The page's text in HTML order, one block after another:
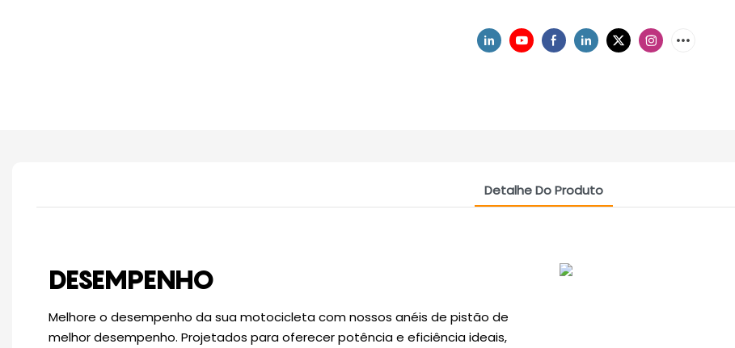
Detalhe Do Produto
DESEMPENHO
Melhore o desempenho da sua motocicleta com nossos anéis de pistão de
melhor desempenho. Projetados para oferecer potência e eficiência ideais,